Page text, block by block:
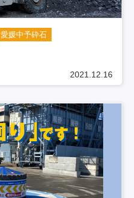
愛媛中予砕石
2021.12.16